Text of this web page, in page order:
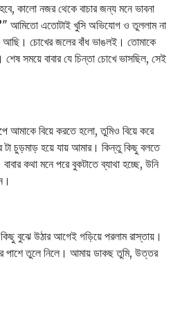
কালো নজর থেকে বাচার জন্য মনে ভাবনা
আমিতো এতোটাই খুসি অভিযোগ ও তুললাম না
চোখের জলের বাঁধ ভাঙলই। তোমাকে
শেষ সময়ে বাবার যে চিন্তা চোখে ভাসছিল, সেই
আমাকে বিয়ে করতে হলো, তুমিও বিয়ে করে
চুড়মাড় হয়ে যায় আমার। কিন্তু কিছু বলতে
কথা মনে পরে বুকটাতে ব্যাথা হচ্ছে, উনি
বুঝে উঠার আগেই গড়িয়ে পরলাম রাস্তায়।
পাশে তুলে নিলে। আমায় ডাকছ তুমি, উত্তর